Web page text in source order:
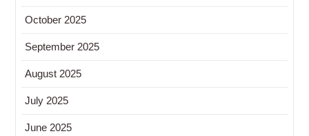
October 2025
September 2025
August 2025
July 2025
June 2025